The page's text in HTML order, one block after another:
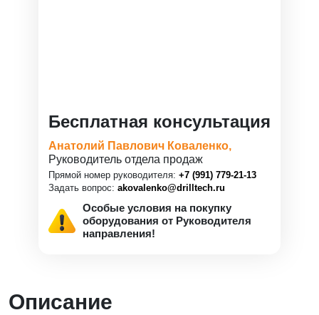
Бесплатная консультация
Анатолий Павлович Коваленко,
Руководитель отдела продаж
Прямой номер руководителя: +7 (991) 779-21-13
Задать вопрос: akovalenko@drilltech.ru
Особые условия на покупку
оборудования от Руководителя
направления!
Описание